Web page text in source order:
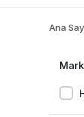
Ana